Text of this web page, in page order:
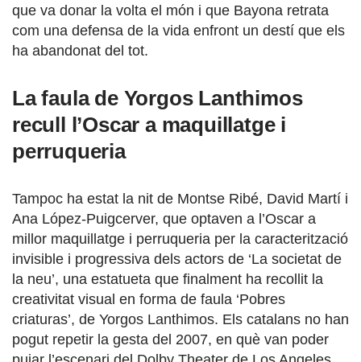
que va donar la volta el món i que Bayona retrata
com una defensa de la vida enfront un destí que els
ha abandonat del tot.
La faula de Yorgos Lanthimos
recull l’Oscar a maquillatge i
perruqueria
Tampoc ha estat la nit de Montse Ribé, David Martí i
Ana López-Puigcerver, que optaven a l’Oscar a
millor maquillatge i perruqueria per la caracterització
invisible i progressiva dels actors de ‘La societat de
la neu’, una estatueta que finalment ha recollit la
creativitat visual en forma de faula ‘Pobres
criaturas’, de Yorgos Lanthimos. Els catalans no han
pogut repetir la gesta del 2007, en què van poder